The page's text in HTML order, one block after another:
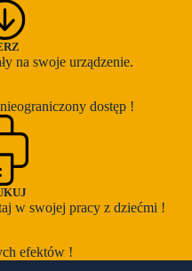
na swoje urządzenie.
dostęp !
w swojej pracy z dziećmi !
efektów !